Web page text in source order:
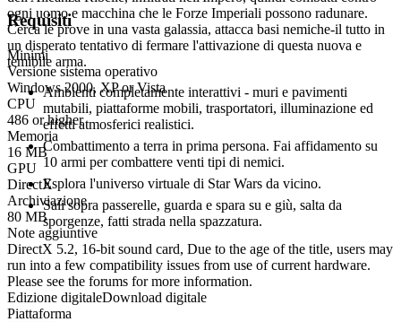
ogni uomo e macchina che le Forze Imperiali possono radunare.
Cerca le prove in una vasta galassia, attacca basi nemiche-il tutto in
un disperato tentativo di fermare l'attivazione di questa nuova e
temibile arma.
Ambienti completamente interattivi - muri e pavimenti
mutabili, piattaforme mobili, trasportatori, illuminazione ed
effetti atmosferici realistici.
Combattimento a terra in prima persona. Fai affidamento su
10 armi per combattere venti tipi di nemici.
Esplora l'universo virtuale di Star Wars da vicino.
Sali sopra passerelle, guarda e spara su e giù, salta da
sporgenze, fatti strada nella spazzatura.
Requisiti
Minimi
Versione sistema operativo
Windows 2000, XP or Vista
CPU
486 or higher
Memoria
16 MB
GPU
DirectX
Archiviazione
80 MB
Note aggiuntive
DirectX 5.2, 16-bit sound card, Due to the age of the title, users may
run into a few compatibility issues from use of current hardware.
Please see the forums for more information.
Edizione digitaleDownload digitale
Piattaforma